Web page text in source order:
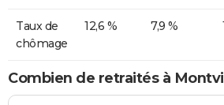
Taux de
chômage
12,6 % 7,9 %
Combien de retraités à